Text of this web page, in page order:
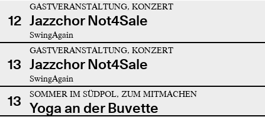
12
GASTVERANSTALTUNG, KONZERT
Jazzchor Not4Sale
SwingAgain
13
GASTVERANSTALTUNG, KONZERT
Jazzchor Not4Sale
SwingAgain
13 SOMMER IM SÜDPOL, ZUM MITMACHEN
Yoga an der Buvette